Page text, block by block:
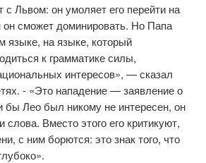
с Львом: он умоляет его перейти на
он сможет доминировать. Но Папа
языке, на языке, который
к грамматике силы,
интересов», — сказал
- «Это нападение — заявление о
Лео был никому не интересен, он
Вместо этого его критикуют,
с ним борются: это знак того, что